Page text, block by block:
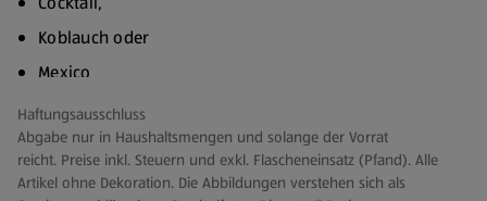
Koblauch oder
Mexico
Haftungsausschluss
Abgabe nur in Haushaltsmengen und solange der Vorrat
reicht. Preise inkl. Steuern und exkl. Flascheneinsatz (Pfand). Alle
Artikel ohne Dekoration. Die Abbildungen verstehen sich als